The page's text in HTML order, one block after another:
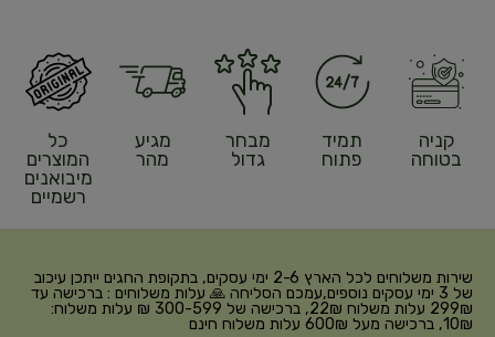
קניה
בטוחה
תמיד
פתוח
מבחר
גדול
מגיע
מהר
כל
המוצרים
מיבואנים
רשמיים
שירות משלוחים לכל הארץ 2-6 ימי עסקים, בתקופת החגים ייתכן עיכוב
של 3 ימי עסקים נוספים,עמכם הסליחה 🙏 עלות משלוחים : ברכישה עד
299₪ עלות משלוח 22₪, ברכישה של 300-599 ₪ עלות משלוח:
10₪, ברכישה מעל 600₪ עלות משלוח חינם